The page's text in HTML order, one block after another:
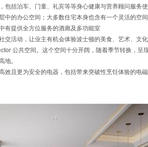
包括泊车、门童、礼宾等等身心健康与营养顾问服务
中的办公空间；大多数住宅本身也含有一个灵活的空
有提供全方位服务的酒廊及多功能室
交活动，让业主有机会体验波士顿的美食、艺术、文
公共空间。这个空间十分开阔，随着季节转换，呈
地。
效且更为安全的电器，包括带来突破性烹饪体验的电